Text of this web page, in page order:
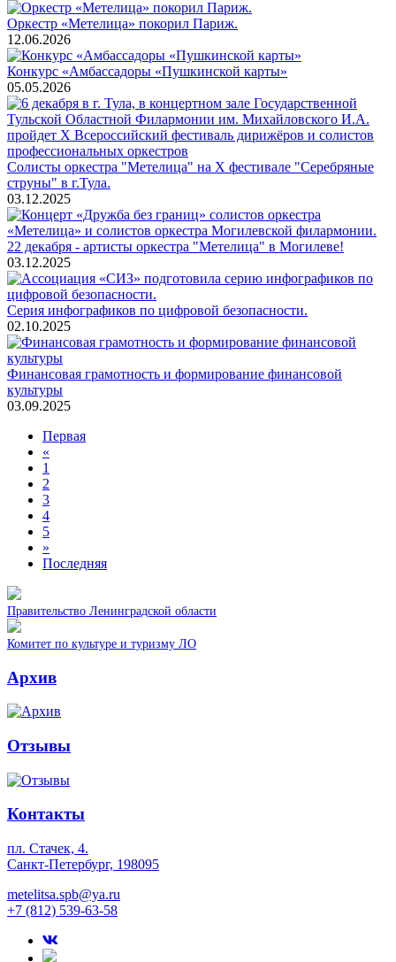
Оркестр «Метелица» покорил Париж.
12.06.2026
Конкурс «Амбассадоры «Пушкинской карты»
05.05.2026
Cолисты оркестра "Метелица" на X фестивале "Серебряные
струны" в г.Тула.
03.12.2025
22 декабря - артисты оркестра "Метелица" в Могилеве!
03.12.2025
Серия инфографиков по цифровой безопасности.
02.10.2025
Финансовая грамотность и формирование финансовой
культуры
03.09.2025
Первая
«
1
2
3
4
5
»
Последняя
Правительство Ленинградской области
Комитет по культуре и туризму ЛО
Архив
Отзывы
Контакты
пл. Стачек, 4.
Санкт-Петербург, 198095
metelitsa.spb@ya.ru
+7 (812) 539-63-58